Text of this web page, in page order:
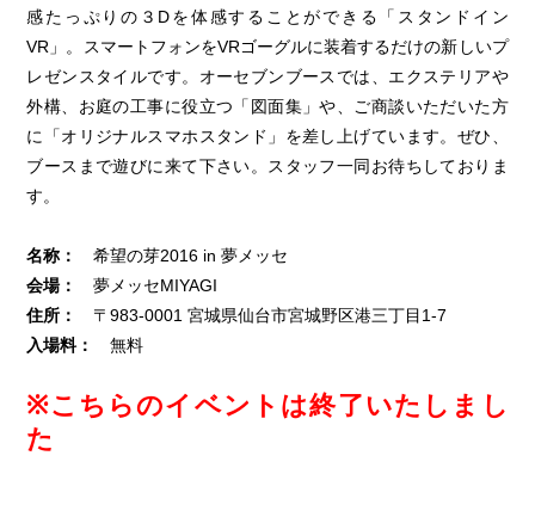
感たっぷりの３Dを体感することができる「スタンドイン
VR」。スマートフォンをVRゴーグルに装着するだけの新しいプ
レゼンスタイルです。オーセブンブースでは、エクステリアや
外構、お庭の工事に役立つ「図面集」や、ご商談いただいた方
に「オリジナルスマホスタンド」を差し上げています。ぜひ、
ブースまで遊びに来て下さい。スタッフ一同お待ちしておりま
す。
名称：希望の芽2016 in 夢メッセ
会場：夢メッセMIYAGI
住所： 〒983-0001 宮城県仙台市宮城野区港三丁目1-7
入場料：
無料
※こちらのイベントは終了いたしまし
た